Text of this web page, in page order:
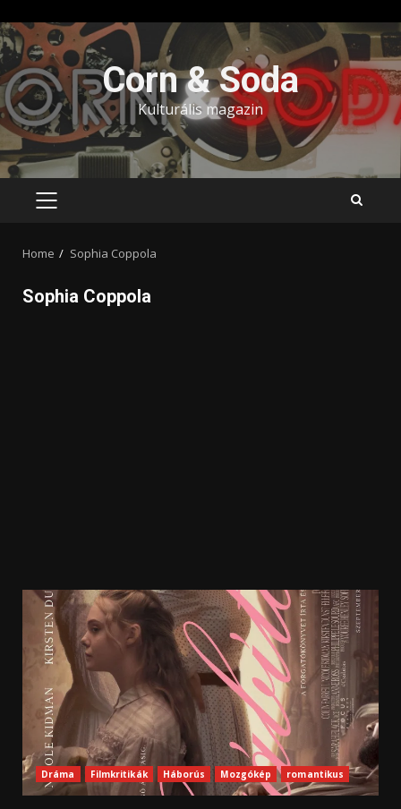
Skip
to
content
Corn & Soda
Kulturális magazin
PRIMARY
Home Sophia Coppola
Sophia Coppola
Dráma Filmkritikák Háborús Mozgókép romantikus